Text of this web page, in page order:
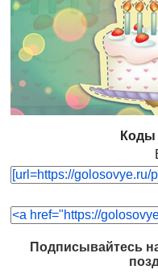
Коды
Подписывайтесь